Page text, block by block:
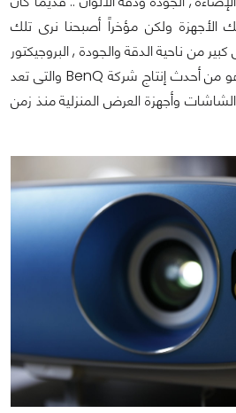
الأجهزة ولكن مؤخراً أصبحنا نرى تلك
من ناحية الدقة والجودة , البروجيكتور
TK800 الذى نراجعه اليوم هو من أحدث إنتاج شركة BenQ والتى تعد
وأجهزة العرض المنزلية منذ زمن